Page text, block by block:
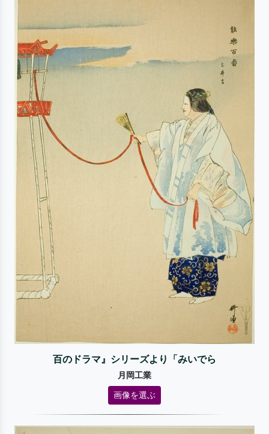
百のドラマ』シリーズより「みいでら
月岡工業
画像を選ぶ